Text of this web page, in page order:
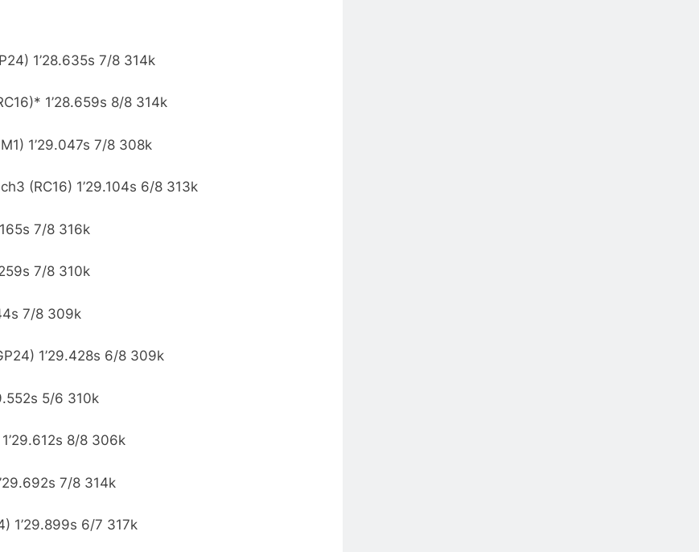
1’28.635s 7/8 314k
1’28.659s 8/8 314k
1’29.047s 7/8 308k
(RC16) 1’29.104s 6/8 313k
7/8 316k
7/8 310k
7/8 309k
1’29.428s 6/8 309k
5/6 310k
8/8 306k
7/8 314k
1’29.899s 6/7 317k